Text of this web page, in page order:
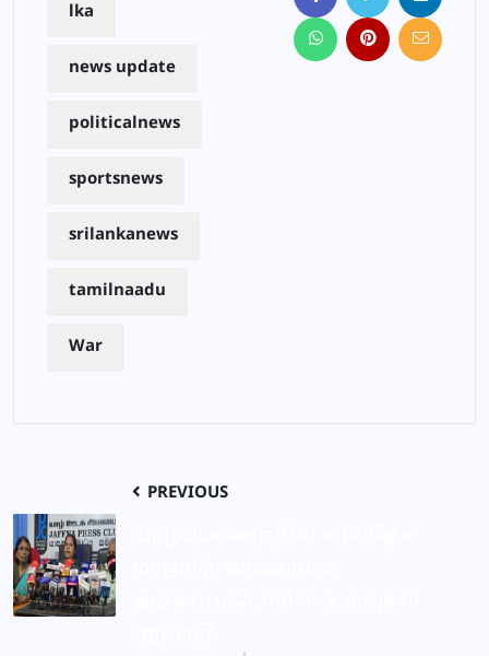
lka
news update
politicalnews
sportsnews
srilankanews
tamilnaadu
War
PREVIOUS